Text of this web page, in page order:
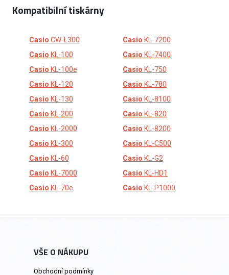
Kompatibilní tiskárny
Casio CW-L300
Casio KL-100
Casio KL-100e
Casio KL-120
Casio KL-130
Casio KL-200
Casio KL-2000
Casio KL-300
Casio KL-60
Casio KL-7000
Casio KL-70e
Casio KL-7200
Casio KL-7400
Casio KL-750
Casio KL-780
Casio KL-8100
Casio KL-820
Casio KL-8200
Casio KL-C500
Casio KL-G2
Casio KL-HD1
Casio KL-P1000
VŠE O NÁKUPU
Obchodní podmínky